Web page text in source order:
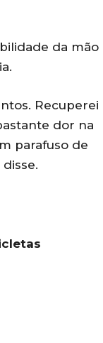
da mão
Recuperei
dor na
parafuso de